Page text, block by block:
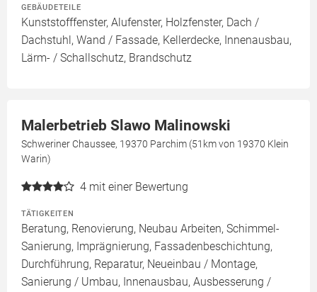
GEBÄUDETEILE
Kunststofffenster, Alufenster, Holzfenster, Dach /
Dachstuhl, Wand / Fassade, Kellerdecke, Innenausbau,
Lärm- / Schallschutz, Brandschutz
Malerbetrieb Slawo Malinowski
Schweriner Chaussee, 19370 Parchim (51km von 19370 Klein
Warin)
4 mit einer Bewertung
TÄTIGKEITEN
Beratung, Renovierung, Neubau Arbeiten, Schimmel-
Sanierung, Imprägnierung, Fassadenbeschichtung,
Durchführung, Reparatur, Neueinbau / Montage,
Sanierung / Umbau, Innenausbau, Ausbesserung /